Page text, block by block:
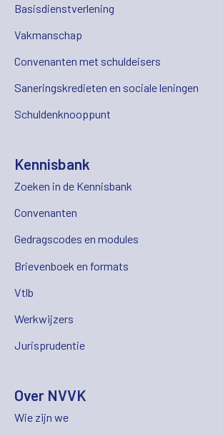
Basisdienstverlening
Vakmanschap
Convenanten met schuldeisers
Saneringskredieten en sociale leningen
Schuldenknooppunt
Kennisbank
Zoeken in de Kennisbank
Convenanten
Gedragscodes en modules
Brievenboek en formats
Vtlb
Werkwijzers
Jurisprudentie
Over NVVK
Wie zijn we